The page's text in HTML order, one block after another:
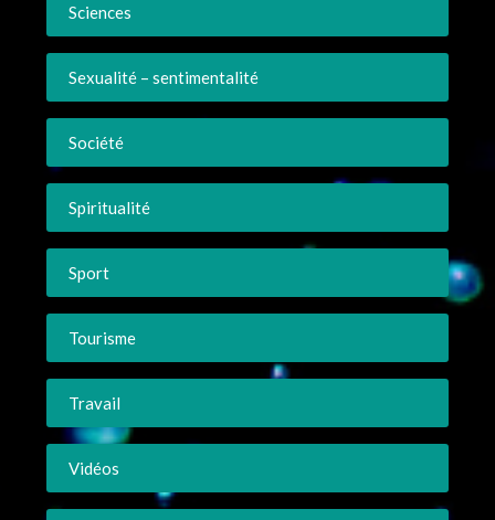
Sciences
Sexualité – sentimentalité
Société
Spiritualité
Sport
Tourisme
Travail
Vidéos